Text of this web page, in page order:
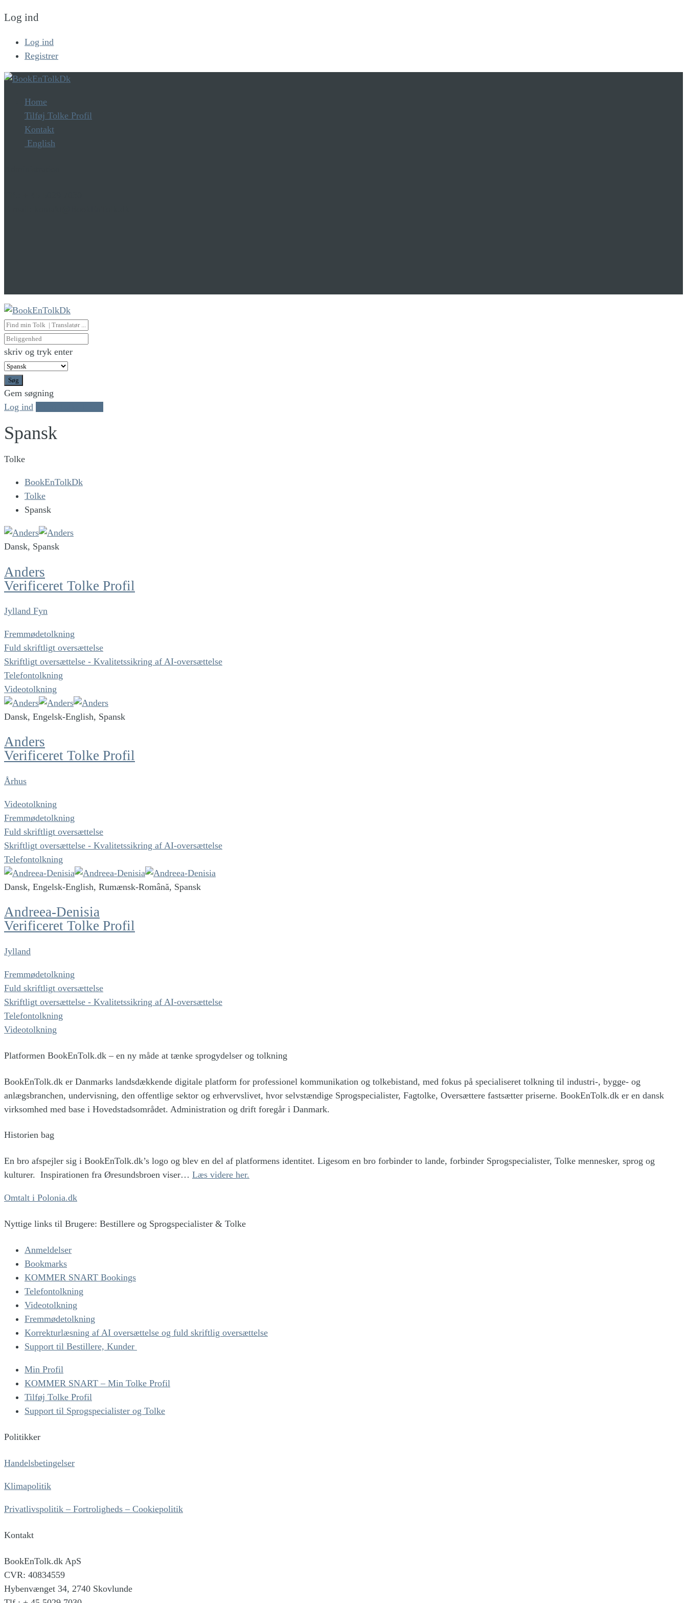
Log ind
Log ind
Registrer
Home
Tilføj Tolke Profil
Kontakt
English
skriv og tryk enter
Søg
Gem søgning
Log ind
Spansk
Tolke
BookEnTolkDk
Tolke
Spansk
Dansk, Spansk
Anders
Verificeret Tolke Profil
Jylland Fyn
Fremmødetolkning
Fuld skriftligt oversættelse
Skriftligt oversættelse - Kvalitetssikring af AI-oversættelse
Telefontolkning
Videotolkning
Dansk, Engelsk-English, Spansk
Anders
Verificeret Tolke Profil
Århus
Videotolkning
Fremmødetolkning
Fuld skriftligt oversættelse
Skriftligt oversættelse - Kvalitetssikring af AI-oversættelse
Telefontolkning
Dansk, Engelsk-English, Rumænsk-Română, Spansk
Andreea-Denisia
Verificeret Tolke Profil
Jylland
Fremmødetolkning
Fuld skriftligt oversættelse
Skriftligt oversættelse - Kvalitetssikring af AI-oversættelse
Telefontolkning
Videotolkning
Platformen BookEnTolk.dk – en ny måde at tænke sprogydelser og tolkning
BookEnTolk.dk er Danmarks landsdækkende digitale platform for professionel kommunikation og tolkebistand, med fokus på specialiseret tolkning til industri-, bygge- og
anlægsbranchen, undervisning, den offentlige sektor og erhvervslivet, hvor selvstændige Sprogspecialister, Fagtolke, Oversættere fastsætter priserne. BookEnTolk.dk er en dansk
virksomhed med base i Hovedstadsområdet. Administration og drift foregår i Danmark.
Historien bag
En bro afspejler sig i BookEnTolk.dk’s logo og blev en del af platformens identitet. Ligesom en bro forbinder to lande, forbinder Sprogspecialister, Tolke mennesker, sprog og
kulturer. Inspirationen fra Øresundsbroen viser… Læs videre her.
Omtalt i Polonia.dk
Nyttige links til Brugere: Bestillere og Sprogspecialister & Tolke
Anmeldelser
Bookmarks
KOMMER SNART Bookings
Telefontolkning
Videotolkning
Fremmødetolkning
Korrekturlæsning af AI oversættelse og fuld skriftlig oversættelse
Support til Bestillere, Kunder
Min Profil
KOMMER SNART – Min Tolke Profil
Tilføj Tolke Profil
Support til Sprogspecialister og Tolke
Politikker
Handelsbetingelser
Klimapolitik
Privatlivspolitik – Fortroligheds – Cookiepolitik
Kontakt
BookEnTolk.dk ApS
CVR: 40834559
Hybenvænget 34, 2740 Skovlunde